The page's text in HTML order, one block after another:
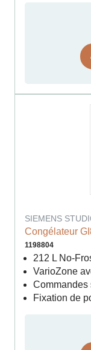
SIEMENS
Congélateur
1198804
212 L No-
VarioZone
Commandes
Fixation de